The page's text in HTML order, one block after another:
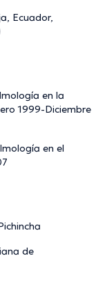
Ecuador,
en la
1999-Diciembre
en el
de